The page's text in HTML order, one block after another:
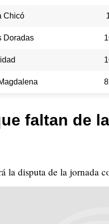
Chicó
Doradas
8
faltan de
la disputa de la jornada